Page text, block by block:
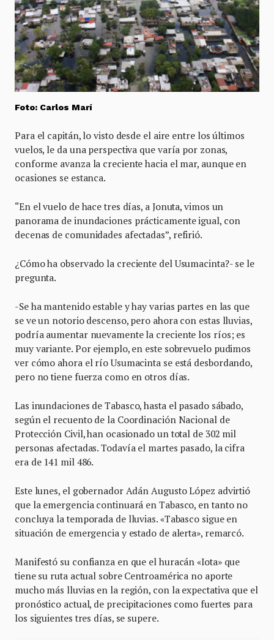
Foto: Carlos Marí
Para el capitán, lo visto desde el aire entre los últimos
vuelos, le da una perspectiva que varía por zonas,
conforme avanza la creciente hacia el mar, aunque en
ocasiones se estanca.
“En el vuelo de hace tres días, a Jonuta, vimos un
panorama de inundaciones prácticamente igual, con
decenas de comunidades afectadas”, refirió.
¿Cómo ha observado la creciente del Usumacinta?- se le
pregunta.
-Se ha mantenido estable y hay varias partes en las que
se ve un notorio descenso, pero ahora con estas lluvias,
podría aumentar nuevamente la creciente los ríos; es
muy variante. Por ejemplo, en este sobrevuelo pudimos
ver cómo ahora el río Usumacinta se está desbordando,
pero no tiene fuerza como en otros días.
Las inundaciones de Tabasco, hasta el pasado sábado,
según el recuento de la Coordinación Nacional de
Protección Civil, han ocasionado un total de 302 mil
personas afectadas. Todavía el martes pasado, la cifra
era de 141 mil 486.
Este lunes, el gobernador Adán Augusto López advirtió
que la emergencia continuará en Tabasco, en tanto no
concluya la temporada de lluvias. «Tabasco sigue en
situación de emergencia y estado de alerta», remarcó.
Manifestó su confianza en que el huracán «Iota» que
tiene su ruta actual sobre Centroamérica no aporte
mucho más lluvias en la región, con la expectativa que el
pronóstico actual, de precipitaciones como fuertes para
los siguientes tres días, se supere.